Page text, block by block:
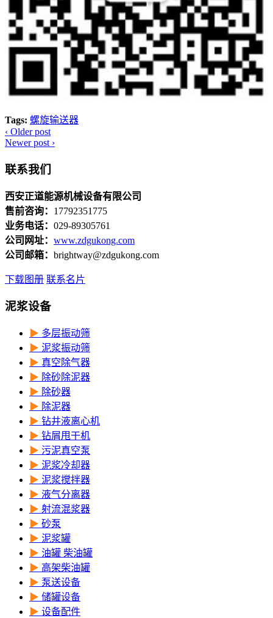
Tags: 螺旋输送器
‹ Older post
Newer post ›
联系我们
西安正道能源机械设备有限公司
售前咨询： 17792351775
业务电话： 029-89305761
公司网址： www.zdgukong.com
公司邮箱： brightway@zdgukong.com
下载图册 联系名片
泥浆设备
▶ 多层振动筛
▶ 泥浆振动筛
▶ 真空除气器
▶ 除砂除泥器
▶ 除砂器
▶ 除泥器
▶ 钻井液离心机
▶ 钻屑甩干机
▶ 污泥真空泵
▶ 泥浆冷却器
▶ 泥浆搅拌器
▶ 液气分离器
▶ 射流混浆器
▶ 砂泵
▶ 泥浆罐
▶ 油罐 柴油罐
▶ 高架柴油罐
▶ 泵送设备
▶ 储罐设备
▶ 设备配件